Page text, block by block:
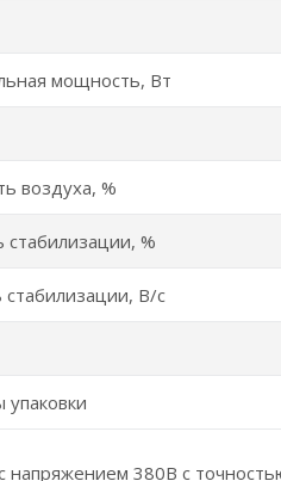
мощность, Вт
воздуха, %
стабилизации, %
стабилизации, В/с
упаковки
напряжением 380В с